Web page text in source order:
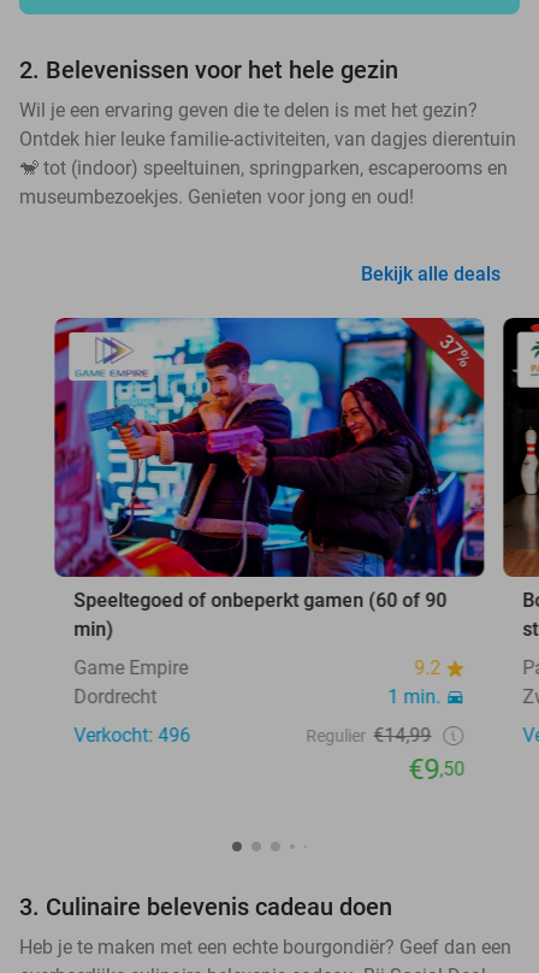
2. Belevenissen voor het hele gezin
Wil je een ervaring geven die te delen is met het gezin?
Ontdek hier leuke familie-activiteiten, van dagjes dierentuin
🐒 tot (indoor) speeltuinen, springparken, escaperooms en
museumbezoekjes. Genieten voor jong en oud!
Bekijk alle deals
37%
Speeltegoed of onbeperkt gamen (60 of 90
min)
Game Empire
9.2
Dordrecht
1 min.
Verkocht: 496
Regulier €14,99
€9,50
3. Culinaire belevenis cadeau doen
Heb je te maken met een echte bourgondiër? Geef dan een